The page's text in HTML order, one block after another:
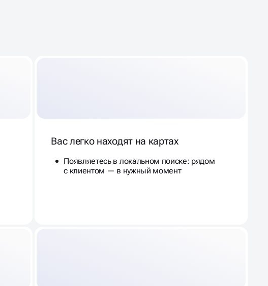
Вас легко находят на картах
Появляетесь в локальном поиске: рядом
с клиентом — в нужный момент